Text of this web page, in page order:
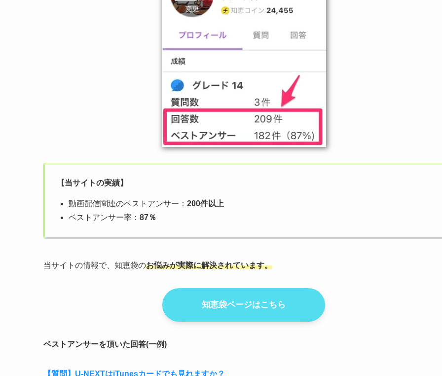
【当サイトの実績】
動画配信関連のベストアンサー： 200件以上
ベストアンサー率： 87％
当サイトの情報で、知恵袋のお悩みが実際に解決されています。
知恵袋ページはこちら
ベストアンサーを頂いた回答(一例)
【質問】U-NEXTはiTunesカードでも見れますか？